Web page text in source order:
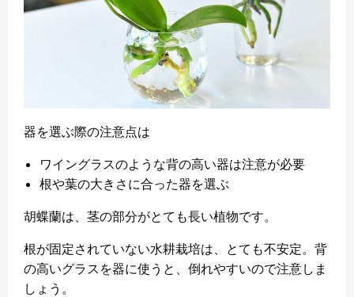
器を選ぶ際の注意点は
ワイングラスのような背の高い器は注意が必要
根や葉の大きさに合った器を選ぶ
胡蝶蘭は、茎の部分がとても長い植物です。
根が固定されていない水耕栽培は、とても不安定。背
の高いグラスを器に使うと、倒れやすいので注意しま
しょう。